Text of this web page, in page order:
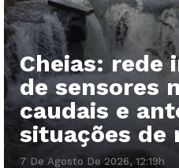
Cheias: rede
de sensores
caudais e
situações de
7 De Agosto De 2026, 12:19h